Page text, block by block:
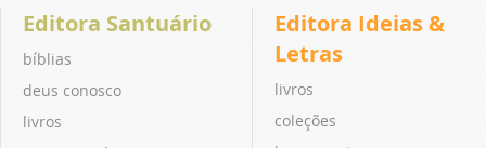
Editora Santuário
bíblias
deus conosco
livros
Editora Ideias &
Letras
livros
coleções